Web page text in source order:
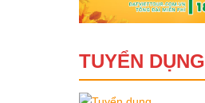
TUYỂN DỤNG